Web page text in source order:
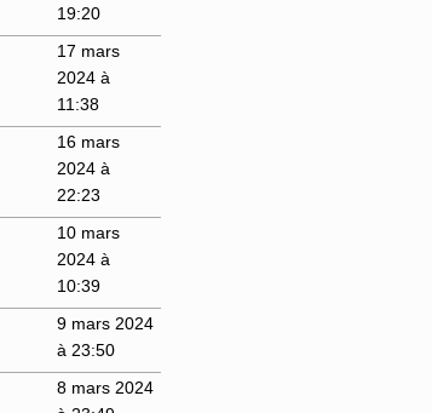
19:20
17 mars
2024 à
11:38
16 mars
2024 à
22:23
10 mars
2024 à
10:39
9 mars 2024
à 23:50
8 mars 2024